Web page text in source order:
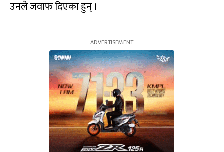
उनले जवाफ दिएका हुन् ।